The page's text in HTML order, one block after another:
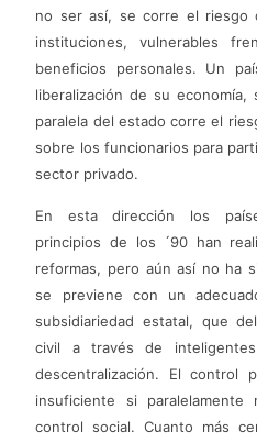
no ser así, se corre el riesgo
instituciones, vulnerables
beneficios personales. Un
liberalización de su
paralela del estado corre el
sobre los funcionarios para
sector privado.
En esta dirección los
principios de los ´90 han
reformas, pero aún así no ha
se previene con un
subsidiariedad estatal, que
civil a través de
descentralización. El control
insuficiente si paralelamente
control social. Cuanto más